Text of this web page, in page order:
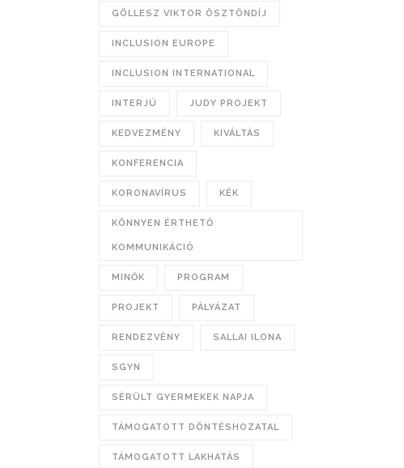
GÖLLESZ VIKTOR ÖSZTÖNDÍJ
INCLUSION EUROPE
INCLUSION INTERNATIONAL
INTERJÚ JUDY PROJEKT
KEDVEZMÉNY KIVÁLTÁS
KONFERENCIA
KORONAVÍRUS KÉK
KÖNNYEN ÉRTHETŐ
KOMMUNIKÁCIÓ
MINŐK PROGRAM
PROJEKT PÁLYÁZAT
RENDEZVÉNY SALLAI ILONA
SGYN
SÉRÜLT GYERMEKEK NAPJA
TÁMOGATOTT DÖNTÉSHOZATAL
TÁMOGATOTT LAKHATÁS